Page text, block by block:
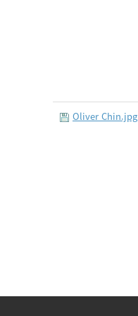
Oliver Chin.jpg